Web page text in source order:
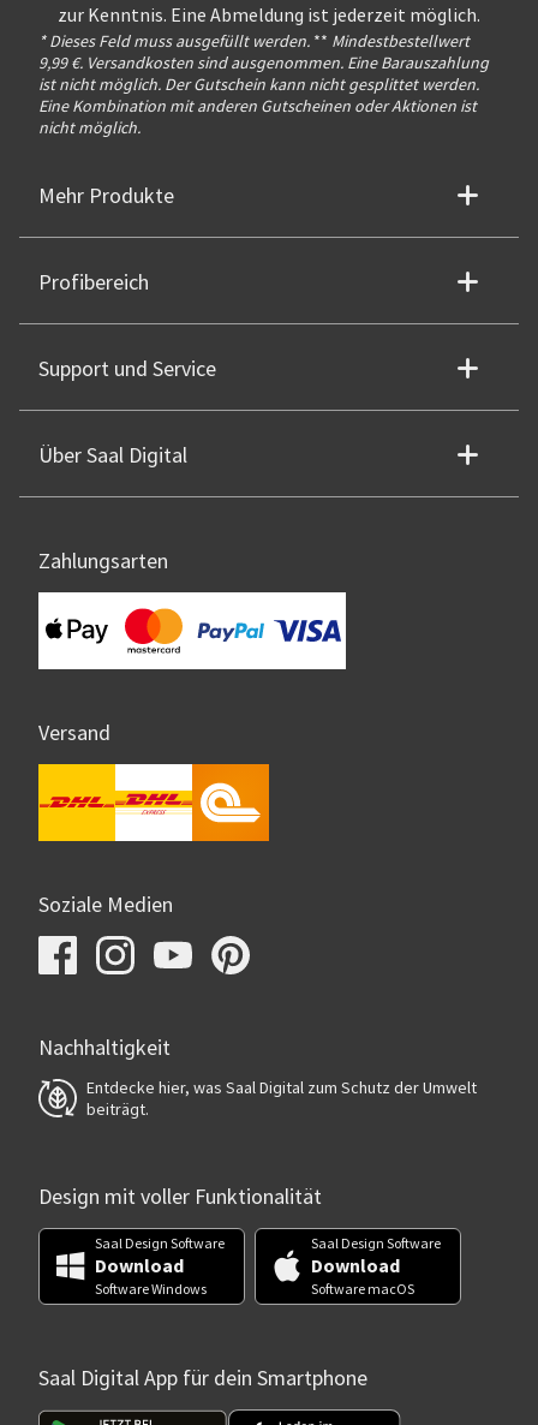
zur Kenntnis. Eine Abmeldung ist jederzeit möglich.
* Dieses Feld muss ausgefüllt werden. ** Mindestbestellwert
9,99 €. Versandkosten sind ausgenommen. Eine Barauszahlung
ist nicht möglich. Der Gutschein kann nicht gesplittet werden.
Eine Kombination mit anderen Gutscheinen oder Aktionen ist
nicht möglich.
Mehr Produkte
Profibereich
Support und Service
Über Saal Digital
Zahlungsarten
Versand
Soziale Medien
Nachhaltigkeit
Entdecke hier, was Saal Digital zum Schutz der Umwelt
beiträgt.
Design mit voller Funktionalität
Saal Design Software
Download
Software Windows
Saal Design Software
Download
Software macOS
Saal Digital App für dein Smartphone